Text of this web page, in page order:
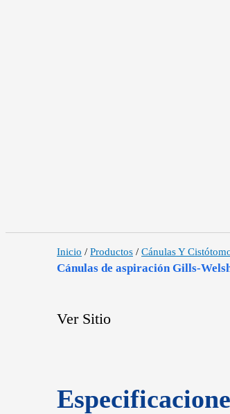
Inicio / Productos / Cánulas Y
Cánulas de aspiración Gills-
Ver Sitio